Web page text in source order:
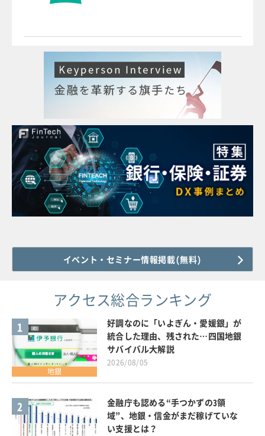
イベント・セミナー情報掲載(無料)
アクセス総合ランキング
1
地銀
好調なのに「いよぎん・愛媛銀」が
統合した理由、残された…四国地銀
サバイバル大解説
2026/08/05
2
金融庁も認める“手つかずの3領
域”、地銀・信金がまだ稼げていな
い支援とは？